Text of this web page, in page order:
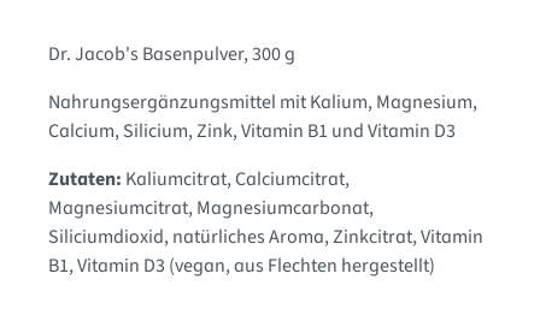
Dr. Jacob's Basenpulver, 300 g
Nahrungsergänzungsmittel mit Kalium, Magnesium,
Calcium, Silicium, Zink, Vitamin B1 und Vitamin D3
Zutaten: Kaliumcitrat, Calciumcitrat,
Magnesiumcitrat, Magnesiumcarbonat,
Siliciumdioxid, natürliches Aroma, Zinkcitrat, Vitamin
B1, Vitamin D3 (vegan, aus Flechten hergestellt)